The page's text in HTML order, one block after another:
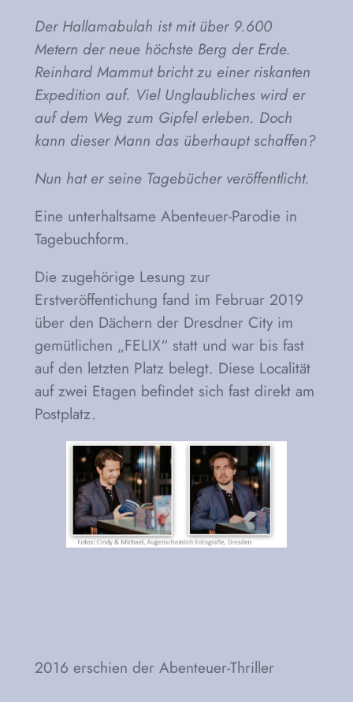
Der Hallamabulah ist mit über 9.600
Metern der neue höchste Berg der Erde.
Reinhard Mammut bricht zu einer riskanten
Expedition auf. Viel Unglaubliches wird er
auf dem Weg zum Gipfel erleben. Doch
kann dieser Mann das überhaupt schaffen?
Nun hat er seine Tagebücher veröffentlicht.
Eine unterhaltsame Abenteuer-Parodie in
Tagebuchform.
Die zugehörige Lesung zur
Erstveröffentichung fand im Februar 2019
über den Dächern der Dresdner City im
gemütlichen „FELIX“ statt und war bis fast
auf den letzten Platz belegt. Diese Localität
auf zwei Etagen befindet sich fast direkt am
Postplatz.
2016 erschien der Abenteuer-Thriller